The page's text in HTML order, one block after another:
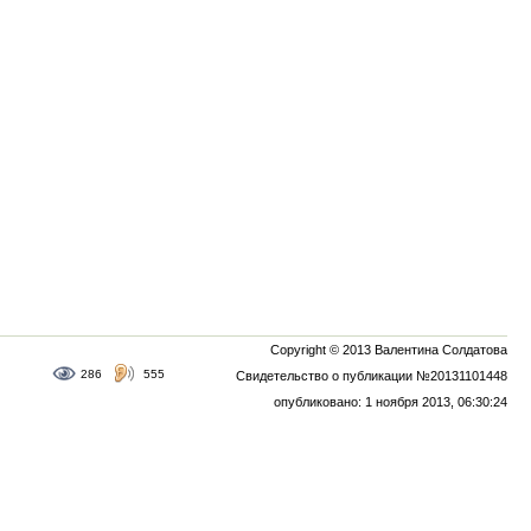
Copyright © 2013 Валентина Солдатова
Свидетельство о публикации №20131101448
опубликовано: 1 ноября 2013, 06:30:24
286 555